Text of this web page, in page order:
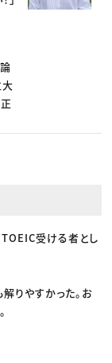
大
TOEIC受ける者とし
りやすかった。お